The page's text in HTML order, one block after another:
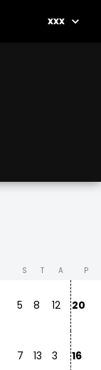
xxx
S T A P
5 8 12 20
7 13 3 16